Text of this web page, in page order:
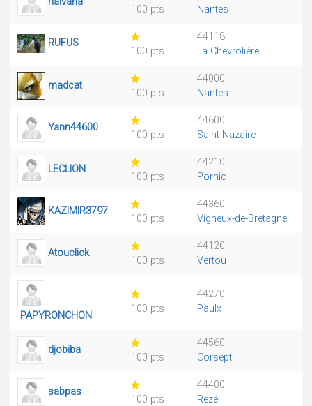
100 pts
Nantes
RUFUS
100 pts
44118
La Chevrolière
madcat
100 pts
44000
Nantes
Yann44600
100 pts
44600
Saint-Nazaire
LECLION
100 pts
44210
Pornic
KAZIMIR3797
100 pts
44360
Vigneux-de-Bretagne
Atouclick
100 pts
44120
Vertou
PAPYRONCHON
100 pts
44270
Paulx
djobiba
100 pts
44560
Corsept
sabpas
100 pts
44400
Rezé